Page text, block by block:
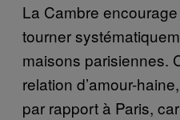
La Cambre
tourner
maisons parisiennes.
relation d’amour-
par rapport à Paris,